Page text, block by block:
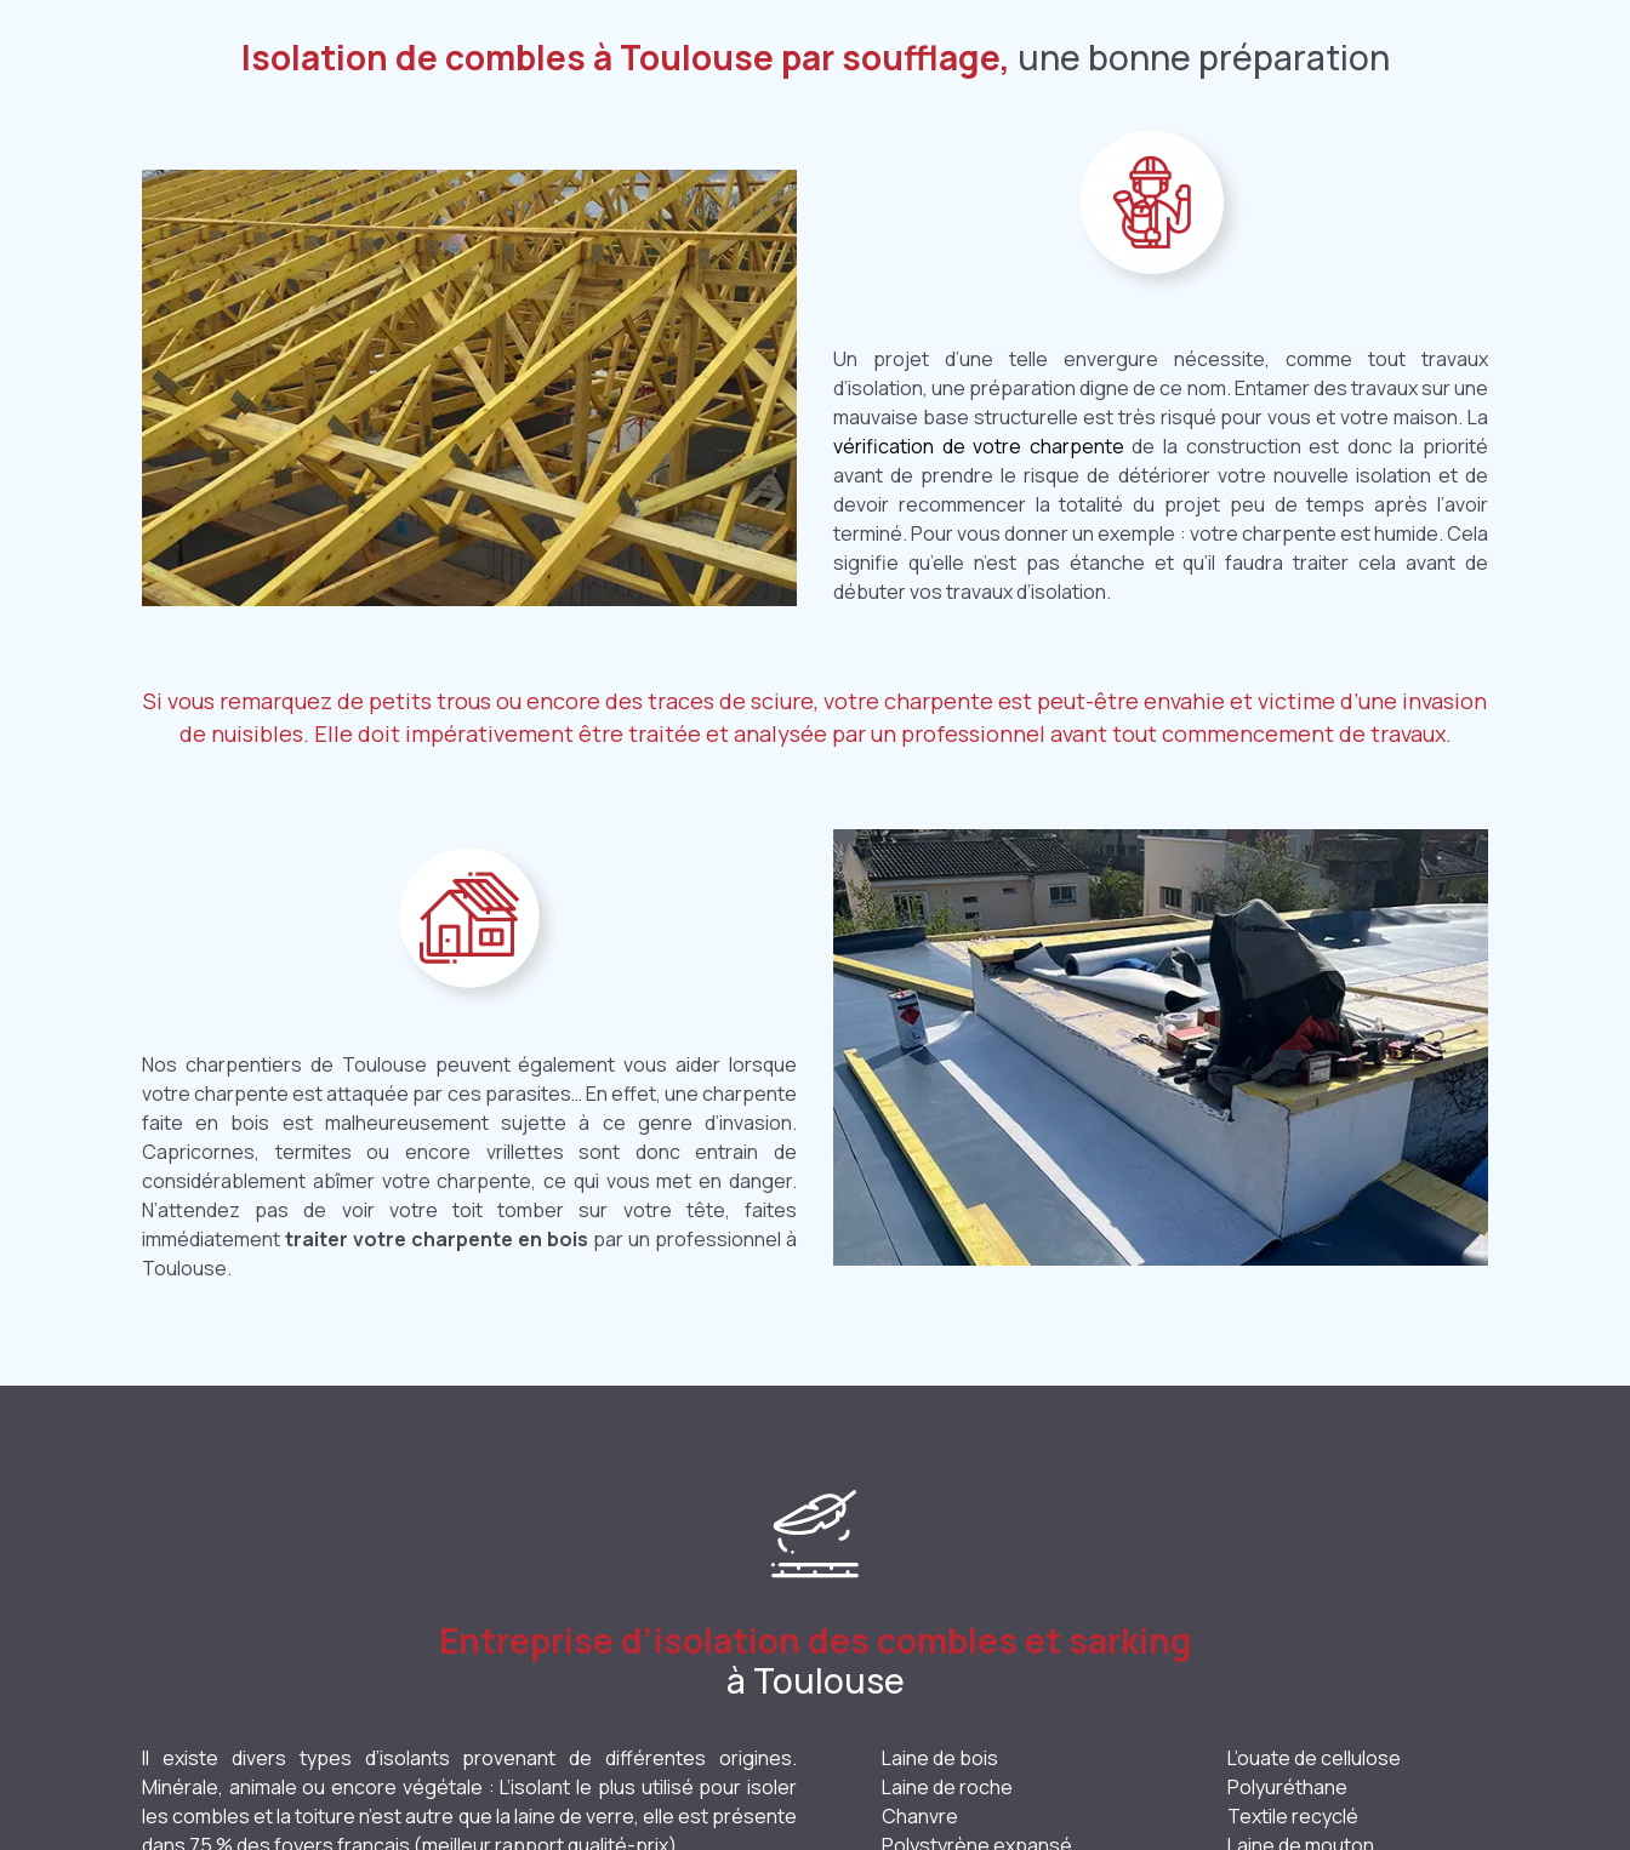
Isolation de combles à Toulouse par soufflage, une bonne préparation
Un projet d’une telle envergure nécessite, comme tout travaux
d’isolation, une préparation digne de ce nom. Entamer des travaux sur une
mauvaise base structurelle est très risqué pour vous et votre maison. La
vérification de votre charpente de la construction est donc la priorité
avant de prendre le risque de détériorer votre nouvelle isolation et de
devoir recommencer la totalité du projet peu de temps après l’avoir
terminé. Pour vous donner un exemple : votre charpente est humide. Cela
signifie qu’elle n’est pas étanche et qu’il faudra traiter cela avant de
débuter vos travaux d’isolation.
Si vous remarquez de petits trous ou encore des traces de sciure, votre charpente est peut-être envahie et victime d’une invasion
de nuisibles. Elle doit impérativement être traitée et analysée par un professionnel avant tout commencement de travaux.
Nos charpentiers de Toulouse peuvent également vous aider lorsque
votre charpente est attaquée par ces parasites… En effet, une charpente
faite en bois est malheureusement sujette à ce genre d’invasion.
Capricornes, termites ou encore vrillettes sont donc entrain de
considérablement abîmer votre charpente, ce qui vous met en danger.
N’attendez pas de voir votre toit tomber sur votre tête, faites
immédiatementtraiter votre charpente en bois par un professionnel à
Toulouse.
Entreprise d’isolation des combles et sarking
à Toulouse
Il existe divers types d’isolants provenant de différentes origines.
Minérale, animale ou encore végétale : L’isolant le plus utilisé pour isoler
les combles et la toiture n’est autre que la laine de verre, elle est présente
Laine de bois
Laine de roche
Chanvre
L’ouate de cellulose
Polyuréthane
Textile recyclé